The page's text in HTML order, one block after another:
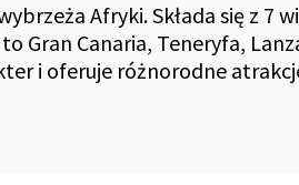
Afryki. Składa się z 7
Gran Canaria, Teneryfa,
i oferuje różnorodne